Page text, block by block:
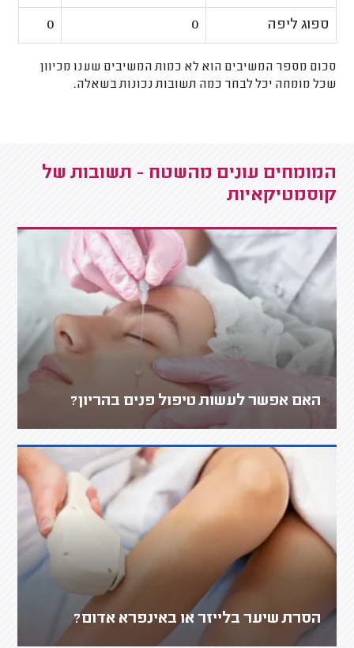
ספוג ליפה 0
0
סכום מספר המשיבים הוא לא כמות המשיבים שענו מכיוון
שכל מומחה יכל לבחר כמה תשובות נכונות בשאלה.
המומחים עונים מהשטח - תשובות של
קוסמטיקאיות
האם אפשר לעשות טיפול פנים בהריון?
הסרת שיער בלייזר או באינפרא אדום?